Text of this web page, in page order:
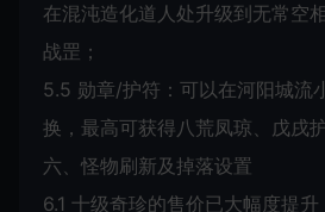
在混沌造化道人处升级到无常空
战罡；
5.5 勋章/护符：可以在河阳城流
换，最高可获得八荒凤琼、戊戌护
六、怪物刷新及掉落设置
6.1 十级奇珍的售价已大幅度提